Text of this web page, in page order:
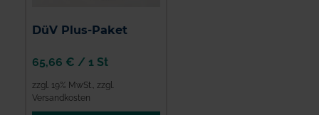
DüV Plus-Paket
zzgl. 19% MwSt., zzgl.
Versandkosten
65,66 € / 1 St